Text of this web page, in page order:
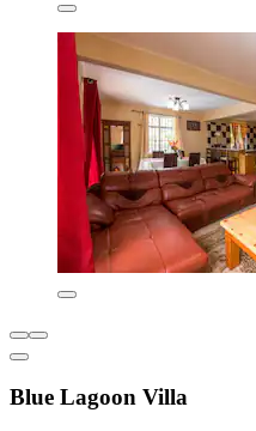
Blue Lagoon Villa